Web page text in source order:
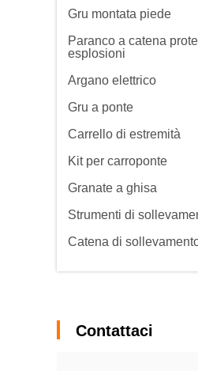
Gru montata piede
Paranco a catena
esplosioni
Argano elettrico
Gru a ponte
Carrello di estremità
Kit per carroponte
Granate a ghisa
Strumenti di
Catena di
Contattaci